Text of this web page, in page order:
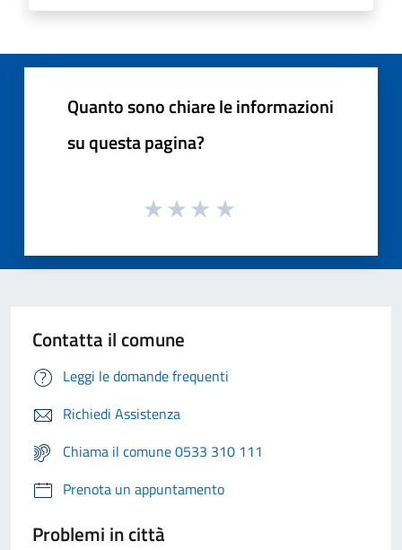
Quanto sono chiare le informazioni
su questa pagina?
Contatta il comune
Leggi le domande frequenti
Richiedi Assistenza
Chiama il comune 0533 310 111
Prenota un appuntamento
Problemi in città